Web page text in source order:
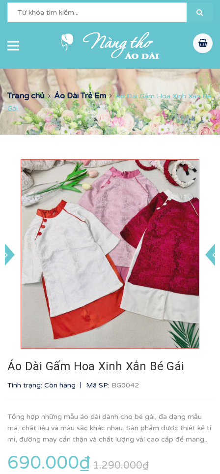
Trang chủ Áo Dài Trẻ Em
Áo Dài Gấm Hoa Xinh Xắn Bé
Gái
Áo Dài Gấm Hoa Xinh Xắn Bé Gái
Tình trạng: Còn hàng | Mã SP: BG0042
Tổng hợp những mẫu áo dài dành cho bé gái, đa dạng mẫu
mã, chất liệu và màu sắc khác nhau. Sản phẩm được thiết kế tỉ
mỉ, đường may cẩn thận và chất lượng vải cao cấp để mang...
690.000₫ 1.290.000₫